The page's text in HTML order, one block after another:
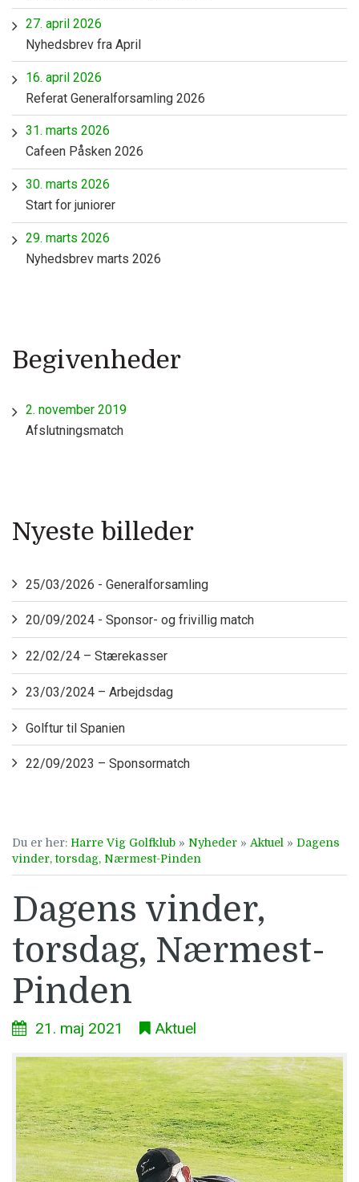
27. april 2026
Nyhedsbrev fra April
16. april 2026
Referat Generalforsamling 2026
31. marts 2026
Cafeen Påsken 2026
30. marts 2026
Start for juniorer
29. marts 2026
Nyhedsbrev marts 2026
Begivenheder
2. november 2019
Afslutningsmatch
Nyeste billeder
25/03/2026 - Generalforsamling
20/09/2024 - Sponsor- og frivillig match
22/02/24 – Stærekasser
23/03/2024 – Arbejdsdag
Golftur til Spanien
22/09/2023 – Sponsormatch
Du er her: Harre Vig Golfklub » Nyheder » Aktuel » Dagens
vinder, torsdag, Nærmest-Pinden
Dagens vinder,
torsdag, Nærmest-
Pinden
21. maj 2021 Aktuel